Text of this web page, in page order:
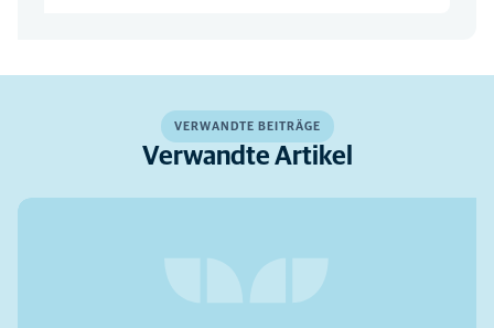
VERWANDTE BEITRÄGE
Verwandte Artikel